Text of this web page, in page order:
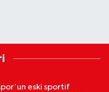
eski sportif